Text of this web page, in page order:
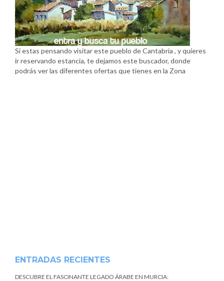
Si estas pensando visitar este pueblo de Cantabria , y quieres
ir reservando estancia, te dejamos este buscador, donde
podrás ver las diferentes ofertas que tienes en la Zona
ENTRADAS RECIENTES
DESCUBRE EL FASCINANTE LEGADO ÁRABE EN MURCIA: